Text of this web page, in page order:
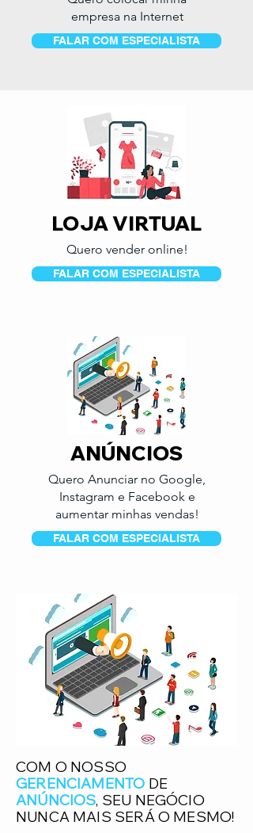
empresa na Internet
FALAR COM ESPECIALISTA
LOJA VIRTUAL
Quero vender online!
FALAR COM ESPECIALISTA
ANÚNCIOS
Quero Anunciar no Google,
Instagram e Facebook e
aumentar minhas vendas!
FALAR COM ESPECIALISTA
COM O NOSSO
GERENCIAMENTO DE
ANÚNCIOS, SEU NEGÓCIO
NUNCA MAIS SERÁ O MESMO!